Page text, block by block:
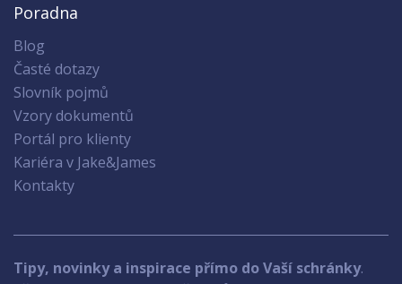
Poradna
Blog
Časté dotazy
Slovník pojmů
Vzory dokumentů
Portál pro klienty
Kariéra v Jake&James
Kontakty
Tipy, novinky a inspirace přímo do Vaší schránky.